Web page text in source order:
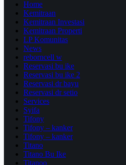
Home
Kemitraan
Kemitraan Investasi
Kemitraan Properti
LP Komunitas
News
reborncell w
Reservasi bu ike
Reservasi bu ike 2
Reservasi dr bayu
Reservasi dr setio
Services
Syifa
Tifony
Tifony – kanker
Tifony – kanker
Titano
Titano Bu Ike
Titanoo